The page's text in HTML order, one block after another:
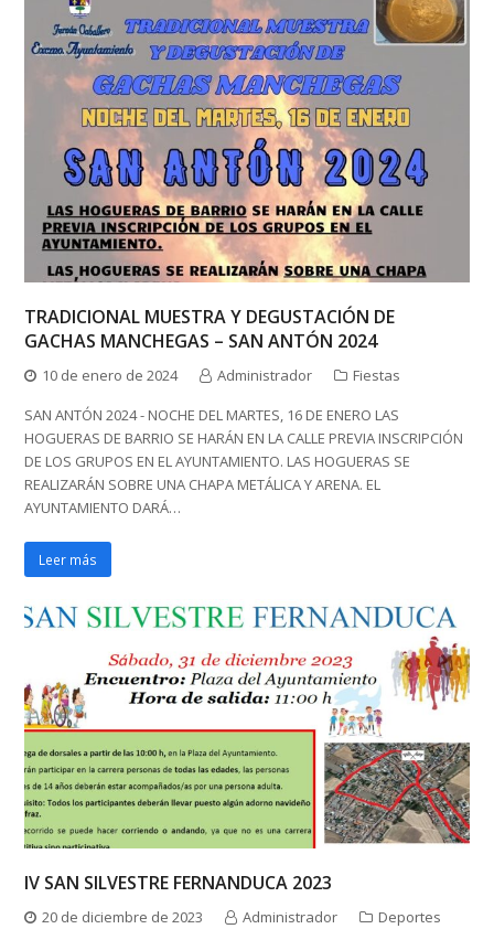
TRADICIONAL MUESTRA Y DEGUSTACIÓN DE
GACHAS MANCHEGAS – SAN ANTÓN 2024
10 de enero de 2024 Administrador
Fiestas
SAN ANTÓN 2024 - NOCHE DEL MARTES, 16 DE ENERO LAS
HOGUERAS DE BARRIO SE HARÁN EN LA CALLE PREVIA INSCRIPCIÓN
DE LOS GRUPOS EN EL AYUNTAMIENTO. LAS HOGUERAS SE
REALIZARÁN SOBRE UNA CHAPA METÁLICA Y ARENA. EL
AYUNTAMIENTO DARÁ…
Leer más
IV SAN SILVESTRE FERNANDUCA 2023
20 de diciembre de 2023 Administrador Deportes